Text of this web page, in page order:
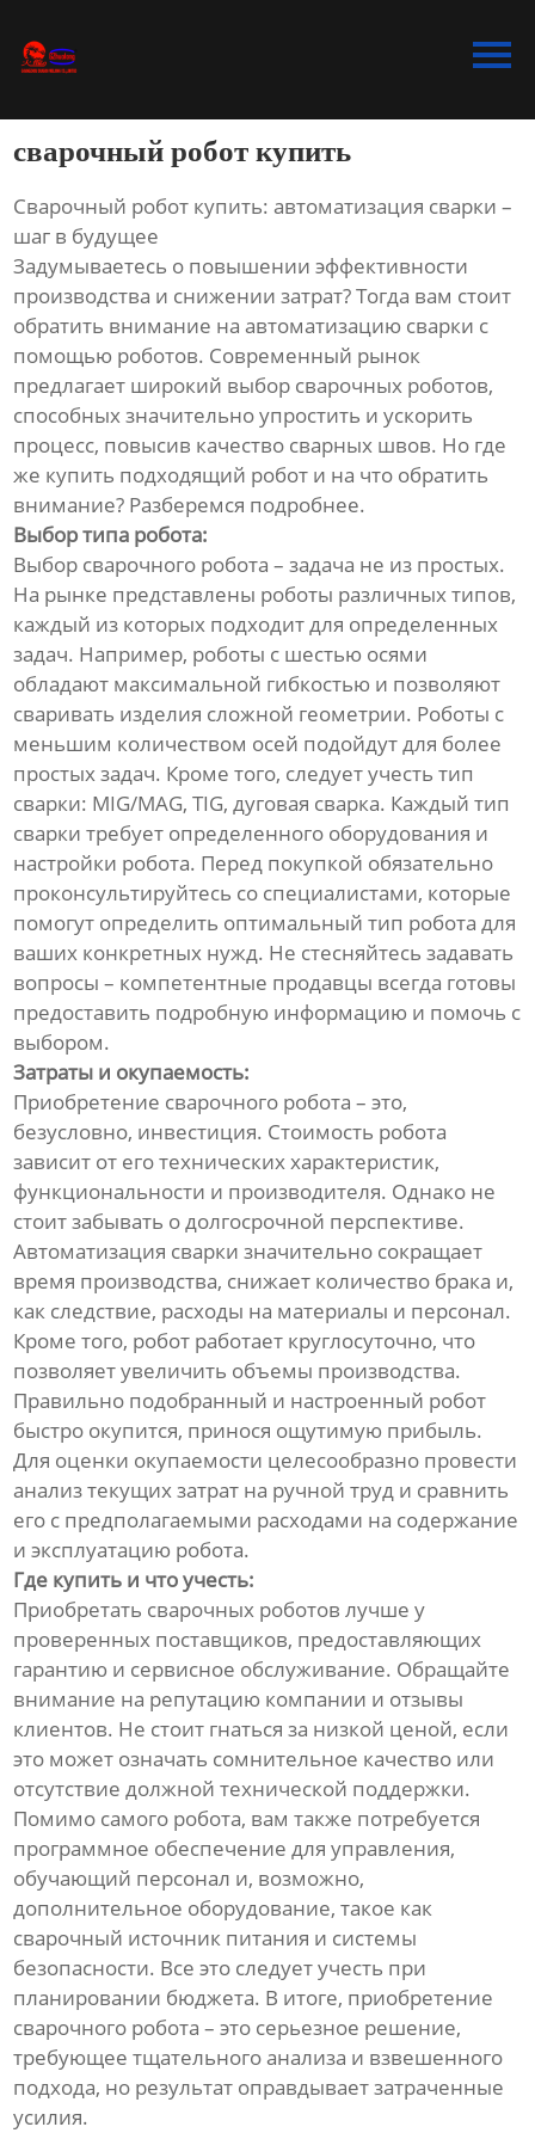
Bидео
Новости
О Hас
Контакты
сварочный робот купить
Сварочный робот купить: автоматизация сварки –
шаг в будущее
Задумываетесь о повышении эффективности
производства и снижении затрат? Тогда вам стоит
обратить внимание на автоматизацию сварки с
помощью роботов. Современный рынок
предлагает широкий выбор сварочных роботов,
способных значительно упростить и ускорить
процесс, повысив качество сварных швов. Но где
же купить подходящий робот и на что обратить
внимание? Разберемся подробнее.
Выбор типа робота:
Выбор сварочного робота – задача не из простых.
На рынке представлены роботы различных типов,
каждый из которых подходит для определенных
задач. Например, роботы с шестью осями
обладают максимальной гибкостью и позволяют
сваривать изделия сложной геометрии. Роботы с
меньшим количеством осей подойдут для более
простых задач. Кроме того, следует учесть тип
сварки: MIG/MAG, TIG, дуговая сварка. Каждый тип
сварки требует определенного оборудования и
настройки робота. Перед покупкой обязательно
проконсультируйтесь со специалистами, которые
помогут определить оптимальный тип робота для
ваших конкретных нужд. Не стесняйтесь задавать
вопросы – компетентные продавцы всегда готовы
предоставить подробную информацию и помочь с
выбором.
Затраты и окупаемость:
Приобретение сварочного робота – это,
безусловно, инвестиция. Стоимость робота
зависит от его технических характеристик,
функциональности и производителя. Однако не
стоит забывать о долгосрочной перспективе.
Автоматизация сварки значительно сокращает
время производства, снижает количество брака и,
как следствие, расходы на материалы и персонал.
Кроме того, робот работает круглосуточно, что
позволяет увеличить объемы производства.
Правильно подобранный и настроенный робот
быстро окупится, принося ощутимую прибыль.
Для оценки окупаемости целесообразно провести
анализ текущих затрат на ручной труд и сравнить
его с предполагаемыми расходами на содержание
и эксплуатацию робота.
Где купить и что учесть:
Приобретать сварочных роботов лучше у
проверенных поставщиков, предоставляющих
гарантию и сервисное обслуживание. Обращайте
внимание на репутацию компании и отзывы
клиентов. Не стоит гнаться за низкой ценой, если
это может означать сомнительное качество или
отсутствие должной технической поддержки.
Помимо самого робота, вам также потребуется
программное обеспечение для управления,
обучающий персонал и, возможно,
дополнительное оборудование, такое как
сварочный источник питания и системы
безопасности. Все это следует учесть при
планировании бюджета. В итоге, приобретение
сварочного робота – это серьезное решение,
требующее тщательного анализа и взвешенного
подхода, но результат оправдывает затраченные
усилия.